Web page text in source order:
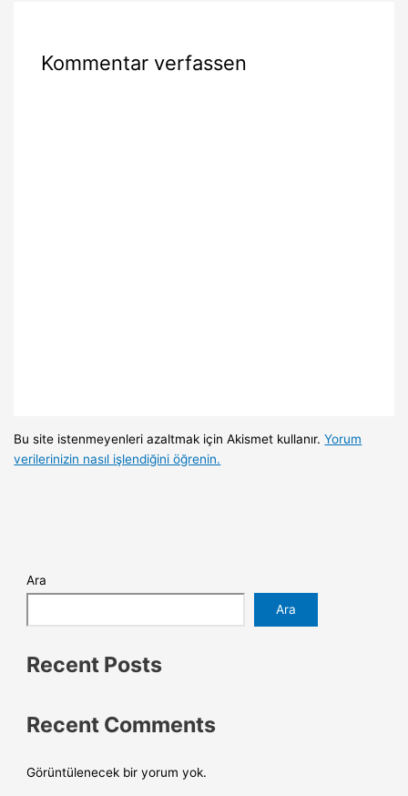
Kommentar verfassen
Bu site istenmeyenleri azaltmak için Akismet kullanır.Yorum
verilerinizin nasıl işlendiğini öğrenin.
Ara
Ara
Recent Posts
Recent Comments
Görüntülenecek bir yorum yok.